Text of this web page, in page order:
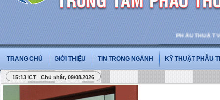
PHẪU THUẬT
TRANG CHỦ GIỚI THIỆU TIN TRONG NGÀNH KỸ THUẬT PHẪU
15:13 ICT Chủ nhật, 09/08/2026